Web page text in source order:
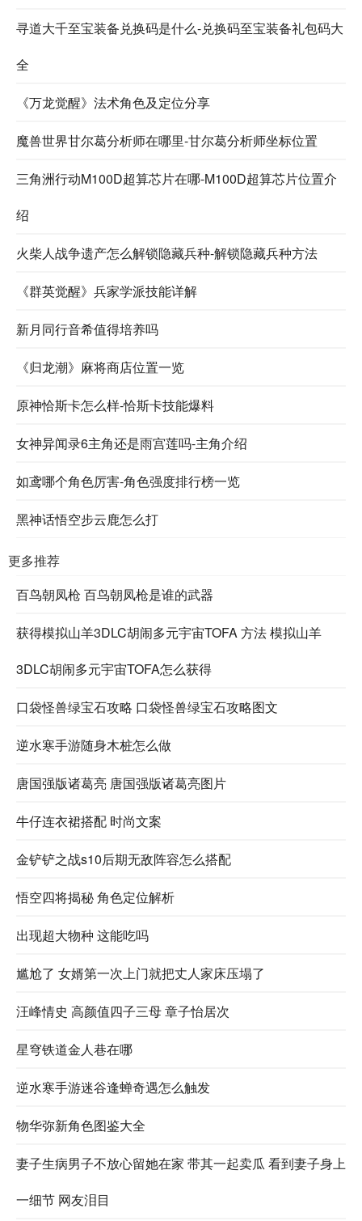
寻道大千至宝装备兑换码是什么-兑换码至宝装备礼包码大
全
《万龙觉醒》法术角色及定位分享
魔兽世界甘尔葛分析师在哪里-甘尔葛分析师坐标位置
三角洲行动M100D超算芯片在哪-M100D超算芯片位置介
绍
火柴人战争遗产怎么解锁隐藏兵种-解锁隐藏兵种方法
《群英觉醒》兵家学派技能详解
新月同行音希值得培养吗
《归龙潮》麻将商店位置一览
原神恰斯卡怎么样-恰斯卡技能爆料
女神异闻录6主角还是雨宫莲吗-主角介绍
如鸢哪个角色厉害-角色强度排行榜一览
黑神话悟空步云鹿怎么打
更多推荐
百鸟朝凤枪 百鸟朝凤枪是谁的武器
获得模拟山羊3DLC胡闹多元宇宙TOFA 方法 模拟山羊
3DLC胡闹多元宇宙TOFA怎么获得
口袋怪兽绿宝石攻略 口袋怪兽绿宝石攻略图文
逆水寒手游随身木桩怎么做
唐国强版诸葛亮 唐国强版诸葛亮图片
牛仔连衣裙搭配 时尚文案
金铲铲之战s10后期无敌阵容怎么搭配
悟空四将揭秘 角色定位解析
出现超大物种 这能吃吗
尴尬了 女婿第一次上门就把丈人家床压塌了
汪峰情史 高颜值四子三母 章子怡居次
星穹铁道金人巷在哪
逆水寒手游迷谷逢蝉奇遇怎么触发
物华弥新角色图鉴大全
妻子生病男子不放心留她在家 带其一起卖瓜 看到妻子身上
一细节 网友泪目